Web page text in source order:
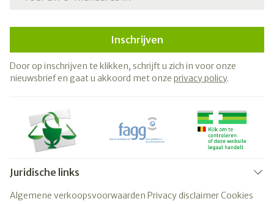
Inschrijven
Door op inschrijven te klikken, schrijft u zich in voor onze
nieuwsbrief en gaat u akkoord met onze privacy policy.
Juridische links
Algemene verkoopsvoorwaarden Privacy disclaimerCookies